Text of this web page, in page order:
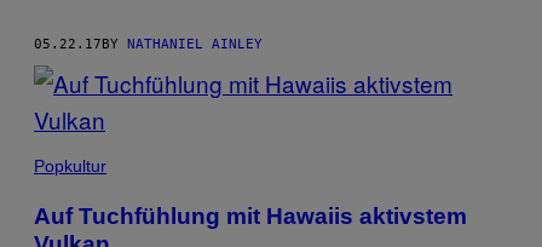
05.22.17BY NATHANIEL AINLEY
Popkultur
Auf Tuchfühlung mit Hawaiis aktivstem